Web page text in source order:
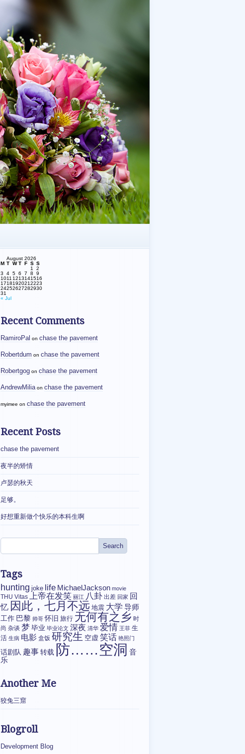
August 2026
M T W T F S S
1
2
3
4 5 6 7 8
9
1011 1213141516
17181920212223
24252627282930
31
« Jul
Recent Comments
RamiroPal on chase the pavement
Robertdum on chase the pavement
Robertgog on chase the pavement
AndrewMilia on chase the pavement
myimee on chase the pavement
Recent Posts
chase the pavement
夜半的矫情
卢瑟的秋天
足够。
好想重新做个快乐的本科生啊
Tags
hunting joke life MichaelJackson movie
THU Vitas 上帝在发笑 丽江 八卦 出差 回家 回
忆 因此，七月不远 地震 大学 导师
工作 巴黎 帅哥 怀旧 旅行 无何有之乡 时
尚 杂谈 梦 毕业 毕业论文 深夜 清华 爱情 王菲 生
活 生病 电影 盒饭 研究生 空虚 笑话 艳照门
话剧队 趣事转载 防……空洞 音
乐
Another Me
狡兔三窟
Blogroll
Development Blog